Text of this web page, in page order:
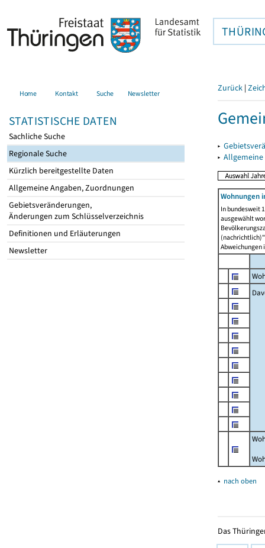
Home Kontakt Suche Newsletter
STATISTISCHE DATEN
Sachliche Suche
Regionale Suche
Kürzlich bereitgestellte Daten
Allgemeine Angaben, Zuordnungen
Gebietsveränderungen,
Änderungen zum Schlüsselverzeichnis
Definitionen und Erläuterungen
Newsletter
Zurück |
▸
▸
Wohnungen
In bundesweit
ausgewählt
Abweichungen
▴ nach oben
Das